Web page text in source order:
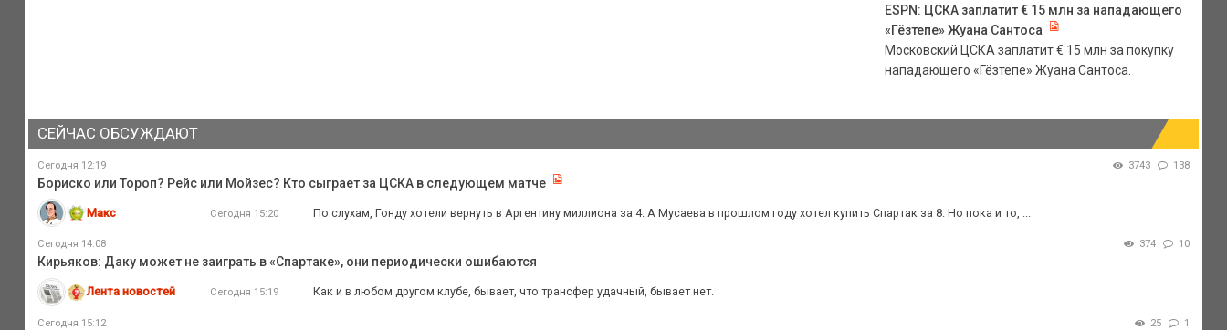
ESPN: ЦСКА заплатит € 15 млн за нападающего
«Гёзтепе» Жуана Сантоса
Московский ЦСКА заплатит € 15 млн за покупку
нападающего «Гёзтепе» Жуана Сантоса.
СЕЙЧАС ОБСУЖДАЮТ
Сегодня 12:19 3743 138
Бориско или Тороп? Рейс или Мойзес? Кто сыграет за ЦСКА в следующем матче
Макс Сегодня 15:20 По слухам, Гонду хотели вернуть в Аргентину миллиона за 4. А Мусаева в прошлом году хотел купить Спартак за 8. Но пока и то, ...
Сегодня 14:08 374 10
Кирьяков: Даку может не заиграть в «Спартаке», они периодически ошибаются
Лента новостей Сегодня 15:19 Как и в любом другом клубе, бывает, что трансфер удачный, бывает нет.
Сегодня 15:12 25 1